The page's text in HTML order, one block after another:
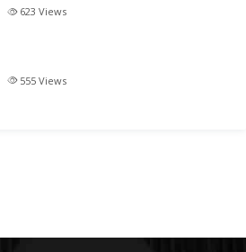
623 Views
555 Views